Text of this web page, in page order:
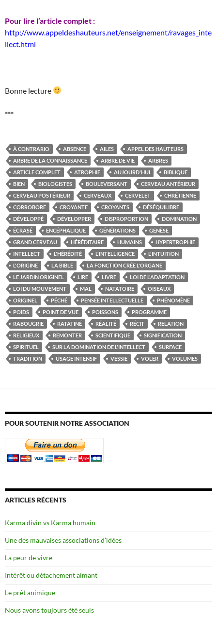
Pour lire l’article complet :
http://www.appeldeshauteurs.net/enseignement/ravages_inte
llect.html
Bonne lecture
***
À CONTRARIO ABSENCE AILES
APPEL DES HAUTEURS
ARBRE DE LA CONNAISSANCE
ARBRE DE VIE
ARBRES
ARTICLE COMPLET
ATROPHIE AUJOURD'HUI
BIBLIQUE
BIEN
BIOLOGISTES BOULEVERSANT
CERVEAU ANTÉRIEUR
CERVEAU POSTÉRIEUR
CERVEAUX CERVELET
CHRÉTIENNE
CORROBORE
CROYANTE CROYANTS
DÉSÉQUILIBRE
DÉVELOPPÉ
DÉVELOPPER DISPROPORTION
DOMINATION
ÉCRASÉ
ENCÉPHALIQUE GÉNÉRATIONS
GENÈSE
GRAND CERVEAU
HÉRÉDITAIRE HUMAINS
HYPERTROPHIE
INTELLECT
L'HÉRÉDITÉ L'INTELLIGENCE
L'INTUITION
L'ORIGINE
LA BIBLE
LA FONCTION CRÉE L'ORGANE
LE JARDIN ORIGINEL
LIRE LIVRE
LOI DE L'ADAPTATION
LOI DU MOUVEMENT
MAL NATATOIRE
OISEAUX
ORIGINEL
PÉCHÉ PENSÉE INTELLECTUELLE
PHÉNOMÈNE
POIDS
POINT DE VUE POISSONS
PROGRAMME
RABOUGRIE
RATATINÉ RÉALITÉ RÉCIT
RELATION
RELIGIEUX
REMONTER SCIENTIFIQUE
SIGNIFICATION
SPIRITUEL
SUR LA DOMINATION DE L'INTELLECT
SURFACE
TRADITION
USAGE INTENSIF VESSIE VOLER VOLUMES
POUR SOUTENIR NOTRE ASSOCIATION
ARTICLES RÉCENTS
Karma divin vs Karma humain
Une des mauvaises associations d’idées
La peur de vivre
Intérêt ou détachement aimant
Le prêt animique
Nous avons toujours été seuls